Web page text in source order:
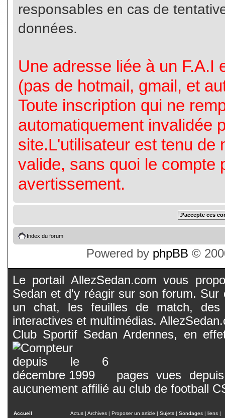
responsables en cas de
données.
Une adresse liée à un F.A.I
(pas de hotmail, gmail, et
Toute inscription qui ne
automatiquement invalidée
site.L'utilisateur est tenu de
valide, sans quoi le compte
avertissement.
Index du forum
Powered by phpBB ©
Le portail AllezSedan.com vous
Sedan et d'y réagir sur son forum.
un chat, les feuilles de match, des
interactives et multimédias.
Club Sportif Sedan Ardennes, en
pages vues
aucunement affilié au club de football
Accueil Actus | Archives | Proposer un article | Sujets | Sondages | liens |